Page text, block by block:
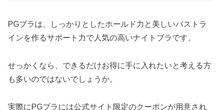
PGブラは、しっかりとしたホールド力と美しいバストラ
インを作るサポート力で人気の高いナイトブラです。
せっかくなら、できるだけお得に手に入れたいと考える方
も多いのではないでしょうか。
実際にPGブラには公式サイト限定のクーポンが用意され